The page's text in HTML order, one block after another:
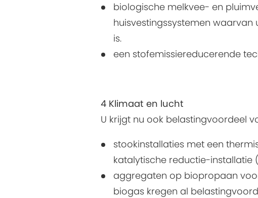
biologische melkvee- en
huisvestingssystemen
is.
een stofemissiereducerende
4 Klimaat en lucht
U krijgt nu ook belastingvoordeel
stookinstallaties met een
katalytische reductie-installatie
aggregaten op biopropaan
biogas kregen al